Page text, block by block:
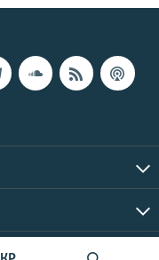
| Все права защищены.